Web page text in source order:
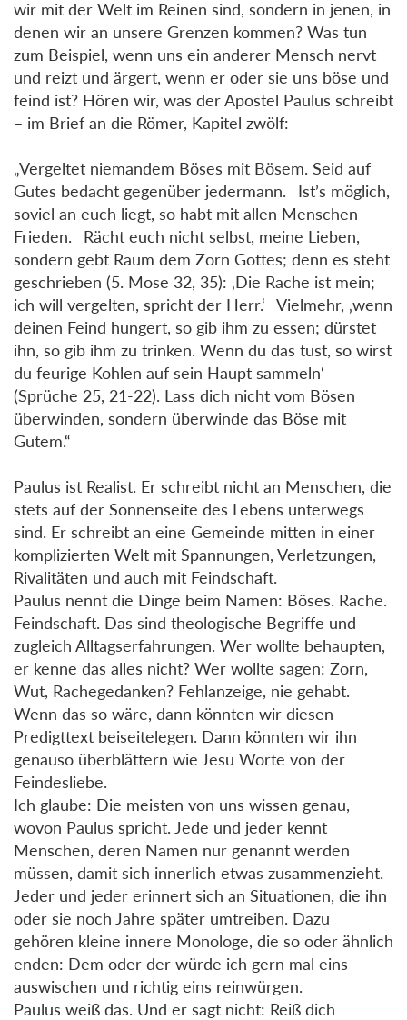
wir mit der Welt im Reinen sind, sondern in jenen, in
denen wir an unsere Grenzen kommen? Was tun
zum Beispiel, wenn uns ein anderer Mensch nervt
und reizt und ärgert, wenn er oder sie uns böse und
feind ist? Hören wir, was der Apostel Paulus schreibt
– im Brief an die Römer, Kapitel zwölf:
„Vergeltet niemandem Böses mit Bösem. Seid auf
Gutes bedacht gegenüber jedermann. Ist’s möglich,
soviel an euch liegt, so habt mit allen Menschen
Frieden. Rächt euch nicht selbst, meine Lieben,
sondern gebt Raum dem Zorn Gottes; denn es steht
geschrieben (5. Mose 32, 35): ‚Die Rache ist mein;
ich will vergelten, spricht der Herr.‘ Vielmehr, ‚wenn
deinen Feind hungert, so gib ihm zu essen; dürstet
ihn, so gib ihm zu trinken. Wenn du das tust, so wirst
du feurige Kohlen auf sein Haupt sammeln‘
(Sprüche 25, 21-22). Lass dich nicht vom Bösen
überwinden, sondern überwinde das Böse mit
Gutem.“
Paulus ist Realist. Er schreibt nicht an Menschen, die
stets auf der Sonnenseite des Lebens unterwegs
sind. Er schreibt an eine Gemeinde mitten in einer
komplizierten Welt mit Spannungen, Verletzungen,
Rivalitäten und auch mit Feindschaft.
Paulus nennt die Dinge beim Namen: Böses. Rache.
Feindschaft. Das sind theologische Begriffe und
zugleich Alltagserfahrungen. Wer wollte behaupten,
er kenne das alles nicht? Wer wollte sagen: Zorn,
Wut, Rachegedanken? Fehlanzeige, nie gehabt.
Wenn das so wäre, dann könnten wir diesen
Predigttext beiseitelegen. Dann könnten wir ihn
genauso überblättern wie Jesu Worte von der
Feindesliebe.
Ich glaube: Die meisten von uns wissen genau,
wovon Paulus spricht. Jede und jeder kennt
Menschen, deren Namen nur genannt werden
müssen, damit sich innerlich etwas zusammenzieht.
Jeder und jeder erinnert sich an Situationen, die ihn
oder sie noch Jahre später umtreiben. Dazu
gehören kleine innere Monologe, die so oder ähnlich
enden: Dem oder der würde ich gern mal eins
auswischen und richtig eins reinwürgen.
Paulus weiß das. Und er sagt nicht: Reiß dich